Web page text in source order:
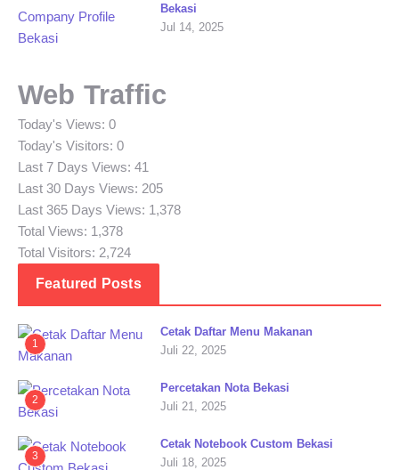
Bekasi
Jul 14, 2025
Web Traffic
Today's Views: 0
Today's Visitors: 0
Last 7 Days Views: 41
Last 30 Days Views: 205
Last 365 Days Views: 1,378
Total Views: 1,378
Total Visitors: 2,724
Featured Posts
1
Cetak Daftar Menu Makanan
Juli 22, 2025
2
Percetakan Nota Bekasi
Juli 21, 2025
3
Cetak Notebook Custom Bekasi
Juli 18, 2025